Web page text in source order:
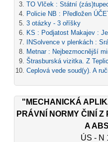
TO Vlček : Státní
Policie NB : Předložen
3 otázky - 3 oříšky
KS : Podjatost Makajev :
INSolvence v plenkách :
Metnar : Nejbezmocnější
Štrasburská vizitka. Z Teplic
Ceplová vede soud(y). A
"MECHANICKÁ
PRÁVNÍ NORMY ČINÍ Z
A
ÚS - N